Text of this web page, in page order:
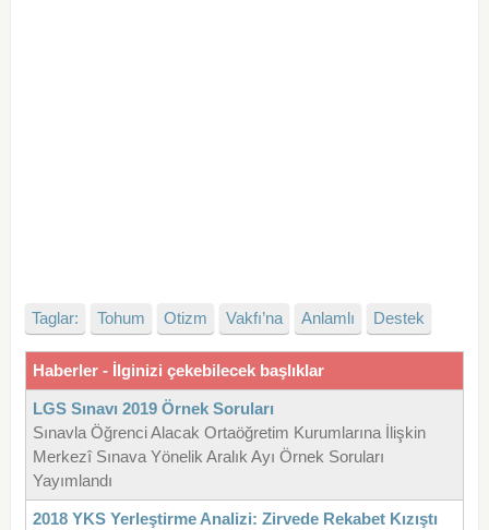
Taglar: Tohum Otizm Vakfı’na Anlamlı Destek
Haberler - İlginizi çekebilecek başlıklar
LGS Sınavı 2019 Örnek Soruları
Sınavla Öğrenci Alacak Ortaöğretim Kurumlarına İlişkin
Merkezî Sınava Yönelik Aralık Ayı Örnek Soruları
Yayımlandı
2018 YKS Yerleştirme Analizi: Zirvede Rekabet Kızıştı